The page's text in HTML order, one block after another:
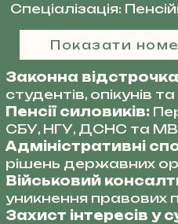
Спеціалізація:
Законна
студентів, опікунів
Пенсії силовиків:
СБУ, НГУ, ДСНС та
Адміністративні
рішень державних
Військовий
уникнення правових
Захист інтересів у
Показати